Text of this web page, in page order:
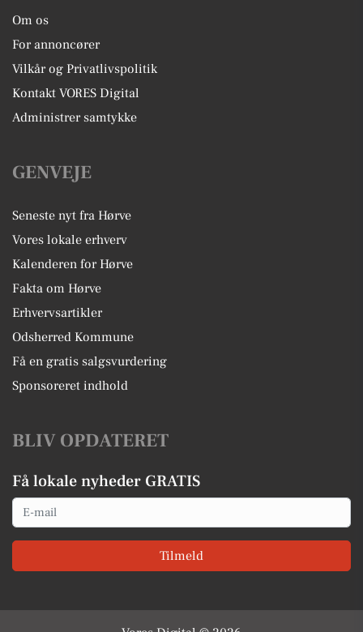
Om os
For annoncører
Vilkår og Privatlivspolitik
Kontakt VORES Digital
Administrer samtykke
GENVEJE
Seneste nyt fra Hørve
Vores lokale erhverv
Kalenderen for Hørve
Fakta om Hørve
Erhvervsartikler
Odsherred Kommune
Få en gratis salgsvurdering
Sponsoreret indhold
BLIV OPDATERET
Få lokale nyheder GRATIS
Email
Tilmeld